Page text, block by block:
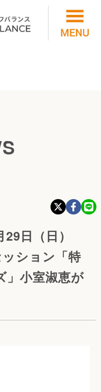
日（日）
ション「特
」小室淑恵が